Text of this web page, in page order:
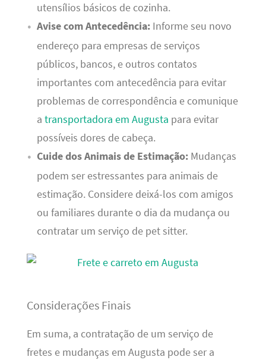
utensílios básicos de cozinha.
Avise com Antecedência:Informe seu novo
endereço para empresas de serviços
públicos, bancos, e outros contatos
importantes com antecedência para evitar
problemas de correspondência e comunique
a transportadora em Augusta para evitar
possíveis dores de cabeça.
Cuide dos Animais de Estimação:Mudanças
podem ser estressantes para animais de
estimação. Considere deixá-los com amigos
ou familiares durante o dia da mudança ou
contratar um serviço de pet sitter.
Considerações Finais
Em suma, a contratação de um serviço de
fretes e mudanças em Augusta pode ser a